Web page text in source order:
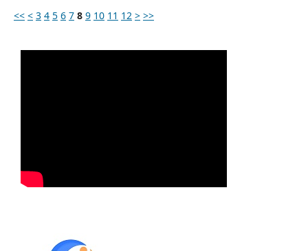
<< < 3 4 5 6 7 8 9 10 11 12 > >>